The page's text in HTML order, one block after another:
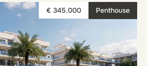
Penthouse
€ 345.000